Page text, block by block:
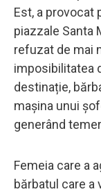
Est, a provocat
piazzale Santa
refuzat de mai
imposibilitatea
destinație,
mașina unui
generând
Femeia care a
bărbatul care a